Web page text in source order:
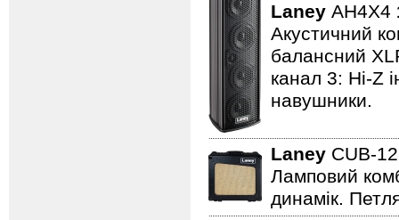
Laney AH4X4
Акустичний
балансний
канал 3: Hi-Z
навушники.
Laney CUB-
Ламповий
динамік.